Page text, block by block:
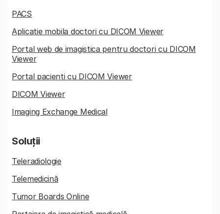
PACS
Aplicatie mobila doctori cu DICOM Viewer
Portal web de imagistica pentru doctori cu DICOM
Viewer
Portal pacienti cu DICOM Viewer
DICOM Viewer
Imaging Exchange Medical
Soluții
Teleradiologie
Telemedicină
Tumor Boards Online